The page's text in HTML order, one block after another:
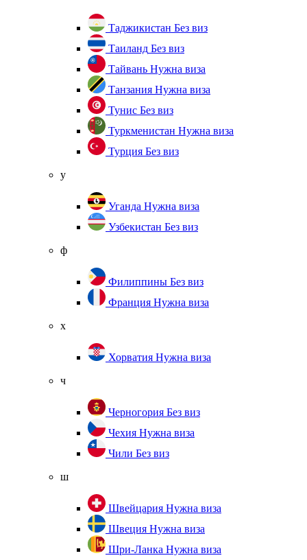
Таджикистан Без виз
Таиланд Без виз
Тайвань Нужна виза
Танзания Нужна виза
Тунис Без виз
Туркменистан Нужна виза
Турция Без виз
у
Уганда Нужна виза
Узбекистан Без виз
ф
Филиппины Без виз
Франция Нужна виза
х
Хорватия Нужна виза
ч
Черногория Без виз
Чехия Нужна виза
Чили Без виз
ш
Швейцария Нужна виза
Швеция Нужна виза
Шри-Ланка Нужна виза